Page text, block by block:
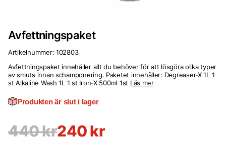
Avfettningspaket
Artikelnummer: 102803
Avfettningspaket innehåller allt du behöver för att lösgöra olika typer
av smuts innan schamponering. Paketet innehåller: Degreaser-X 1L 1
st Alkaline Wash 1L 1 st Iron-X 500ml 1st Läs mer
Produkten är slut i lager
440kr240kr